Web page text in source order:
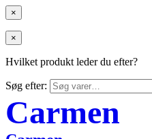
×
×
Hvilket produkt leder du efter?
Søg efter:
Carmen